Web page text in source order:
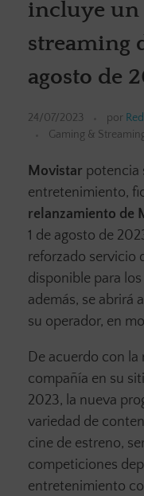
incluye un
streaming
agosto de
24/07/2023 por
Gaming &
Movistar potencia
entretenimiento,
relanzamiento de
1 de agosto de
reforzado servicio
disponible para los
además, se abrirá
su operador, en
De acuerdo con
compañía en su
2023, la nueva
variedad de
cine de estreno,
competiciones
entretenimiento